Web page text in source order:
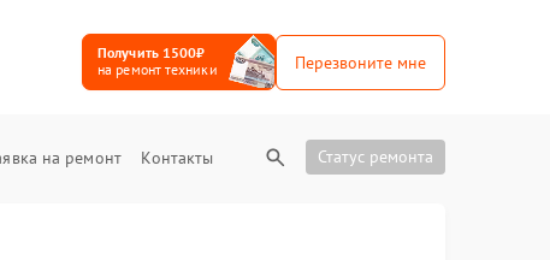
Получить 1500₽
на ремонт техники
Перезвоните мне
на ремонт Контакты Статус ремонта